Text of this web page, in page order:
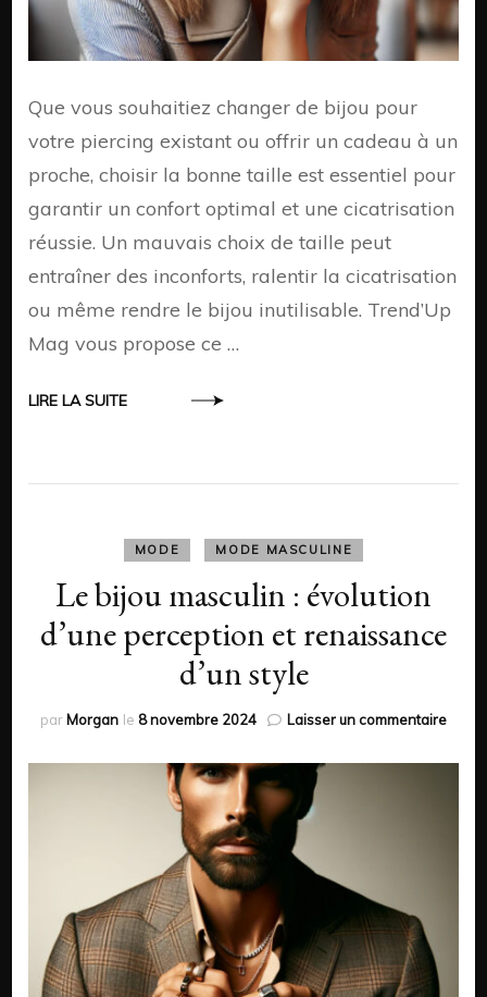
Que vous souhaitiez changer de bijou pour
votre piercing existant ou offrir un cadeau à un
proche, choisir la bonne taille est essentiel pour
garantir un confort optimal et une cicatrisation
réussie. Un mauvais choix de taille peut
entraîner des inconforts, ralentir la cicatrisation
ou même rendre le bijou inutilisable. Trend’Up
Mag vous propose ce …
LIRE LA SUITE
MODE MODE MASCULINE
Le bijou masculin : évolution
d’une perception et renaissance
d’un style
par Morgan le 8 novembre 2024 Laisser un commentairesur
bijou